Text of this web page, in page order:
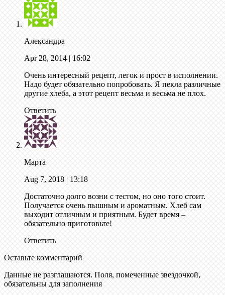
Александра
Apr 28, 2014| 16:02
Очень интересный рецепт, легок и прост в исполнении.
Надо будет обязательно попробовать. Я пекла различные
другие хлеба, а этот рецепт весьма и весьма не плох.
Ответить
Марта
Aug 7, 2018 | 13:18
Достаточно долго возни с тестом, но оно того стоит.
Получается очень пышным и ароматным. Хлеб сам
выходит отличным и приятным. Будет время –
обязательно приготовьте!
Ответить
Оставьте комментарий
Данные не разглашаются. Поля, помеченные звездочкой,
обязательны для заполнения